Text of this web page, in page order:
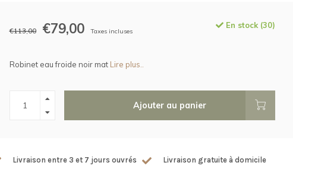
€113,00 €79,00 Taxes incluses
En stock (30)
Robinet eau froide noir mat Lire plus..
Ajouter au panier
Livraison entre 3 et 7 jours ouvrés Livraison gratuite à domicile